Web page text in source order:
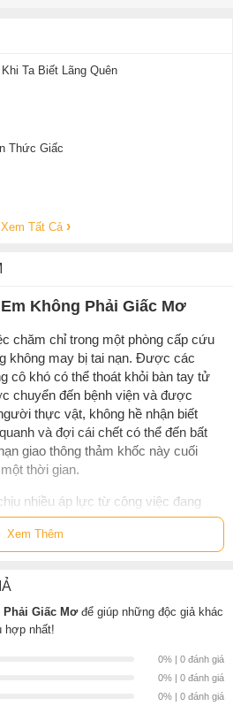
Ta Biết Lãng Quên
Thức Giấc
Xem Tất Cả
Không Phải Giấc Mơ
chăm chỉ trong một phòng cấp cứu
không may bị tai nạn. Được các
cô khó có thể thoát khỏi bàn tay tử
chuyển đến bệnh viện và được
thực vật, không hề nhận biết
và đợi cái chết có thể đến bất
giao thông thảm khốc này cuối
thời gian.
nhiều áp lực từ công việc đang
đi làm về, anh phát hiện ra một phụ
mình. Đó chính là hình hài của
linh hồn. Arthur có may mắn nhìn
giác đụng chạm cô y như đối với
là sự ngẫu nhiên thú vị do sau tai
hộ cô ở và người thuê chính là
lạ trong nhà, Arthur không thể tin
ma và rất khó chịu, nhưng càng về
Xem Thêm
Phải Giấc Mơđể giúp những độc giả khác
hợp nhất!
0% | 0 đánh giá
0% | 0 đánh giá
0% | 0 đánh giá